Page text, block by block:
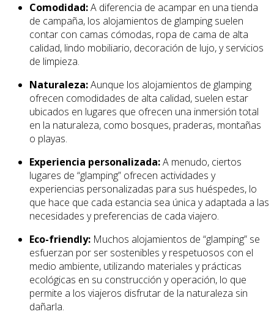
Comodidad:A diferencia de acampar en una tienda
de campaña, los alojamientos de glamping suelen
contar con camas cómodas, ropa de cama de alta
calidad, lindo mobiliario, decoración de lujo, y servicios
de limpieza.
Naturaleza:Aunque los alojamientos de glamping
ofrecen comodidades de alta calidad, suelen estar
ubicados en lugares que ofrecen una inmersión total
en la naturaleza, como bosques, praderas, montañas
o playas.
Experiencia personalizada:A menudo, ciertos
lugares de “glamping” ofrecen actividades y
experiencias personalizadas para sus huéspedes, lo
que hace que cada estancia sea única y adaptada a las
necesidades y preferencias de cada viajero.
Eco-friendly: Muchos alojamientos de “glamping” se
esfuerzan por ser sostenibles y respetuosos con el
medio ambiente, utilizando materiales y prácticas
ecológicas en su construcción y operación, lo que
permite a los viajeros disfrutar de la naturaleza sin
dañarla.